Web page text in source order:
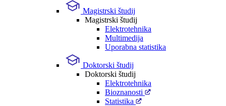
Magistrski študij
Magistrski študij
Elektrotehnika
Multimedija
Uporabna statistika
Doktorski študij
Doktorski študij
Elektrotehnika
Bioznanosti
Statistika